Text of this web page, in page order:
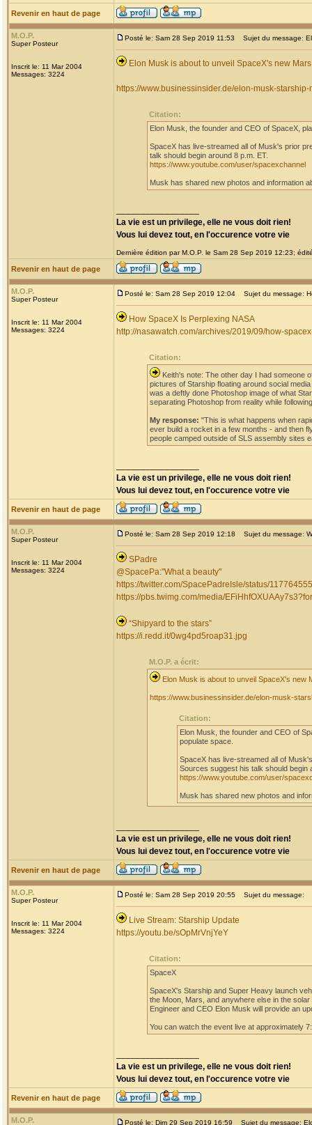
Revenir en haut de page
M.O.P.
Super Posteur
Inscrit le: 11 Mar 2004
Messages: 3224
Posté le: Sam 28 Sep 2019 11:53 Sujet du message:
Elon Musk is about to unveil SpaceX's new
https://www.businessinsider.de/elon-musk-
Citation:
Elon Musk, the founder and CEO of SpaceX,
SpaceX has live-streamed all of Musk's prior
talk should begin around 8 p.m. ET.
https://www.youtube.com/user/spacexchannel
Musk has shared new photos and information
La vie est un privilege, elle ne vous doit rien!
Vous lui devez tout, en l'occurence votre vie
Dernière édition par M.O.P. le Sam 28 Sep 2019 12:23;
Revenir en haut de page
M.O.P.
Super Posteur
Inscrit le: 11 Mar 2004
Messages: 3224
Posté le: Sam 28 Sep 2019 12:04 Sujet du message:
How SpaceX Is Perplexing NASA
http://nasawatch.com/archives/2019/09/how-
Citation:
Keith's note: The other day I had someone
pictures of Starship floating around social
was a deftly done Photoshop image of what
separating Photoshop from reality while
My response: "This is what happens when
ever build a rocket in a few months - and then
people camped outside of SLS assembly sites
La vie est un privilege, elle ne vous doit rien!
Vous lui devez tout, en l'occurence votre vie
Revenir en haut de page
M.O.P.
Super Posteur
Inscrit le: 11 Mar 2004
Messages: 3224
Posté le: Sam 28 Sep 2019 12:18 Sujet du message:
SPadre
@SpacePa:"What a beauty"
https://twitter.com/SpacePadreIsle/status/
https://pbs.twimg.com/media/
“Shipyard to the stars”
https://i.redd.it/0wg4pd5roap31.jpg
M.O.P. a écrit:
Elon Musk is about to unveil SpaceX's
https://www.businessinsider.de/elon-musk-
Citation:
Elon Musk, the founder and CEO of
populate space.
SpaceX has live-streamed all of
Sources suggest his talk should begin
https://www.youtube.com/user/
Musk has shared new photos and
La vie est un privilege, elle ne vous doit rien!
Vous lui devez tout, en l'occurence votre vie
Revenir en haut de page
M.O.P.
Super Posteur
Inscrit le: 11 Mar 2004
Messages: 3224
Posté le: Sam 28 Sep 2019 20:55 Sujet du message:
Live Stream: Starship Update
https://youtu.be/sOpMrVnjYeY
Citation:
SpaceX
SpaceX's Starship and Super Heavy launch
the Moon, Mars, and anywhere else in the
Engineer and CEO Elon Musk will provide an
You can watch the event live at approximately
La vie est un privilege, elle ne vous doit rien!
Vous lui devez tout, en l'occurence votre vie
Revenir en haut de page
M.O.P. Posté le: Dim 29 Sep 2019 16:59 Sujet du message: